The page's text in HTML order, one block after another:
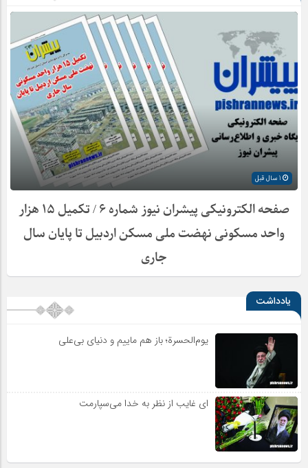
صفحه الکترونیکی پیشران نیوز شماره ۶ / تکمیل ۱۵ هزار
واحد مسکونی نهضت ملی مسکن اردبیل تا پایان سال
جاری
یادداشت
یوم‌الحسرة؛ باز هم ماییم و دنیای بی‌علی
ای غایب از نظر به خدا می‌سپارمت